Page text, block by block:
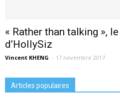
« Rather than talking »,
d’HollySiz
Vincent KHENG - 17 novembre 2017
Articles populaires